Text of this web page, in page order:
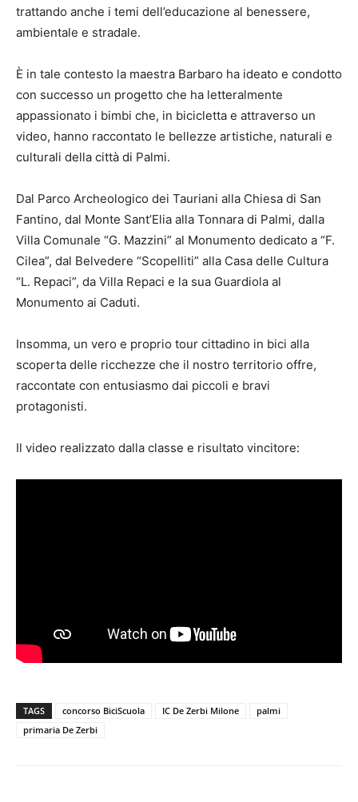
trattando anche i temi dell’educazione al benessere,
ambientale e stradale.
È in tale contesto la maestra Barbaro ha ideato e condotto
con successo un progetto che ha letteralmente
appassionato i bimbi che, in bicicletta e attraverso un
video, hanno raccontato le bellezze artistiche, naturali e
culturali della città di Palmi.
Dal Parco Archeologico dei Tauriani alla Chiesa di San
Fantino, dal Monte Sant’Elia alla Tonnara di Palmi, dalla
Villa Comunale “G. Mazzini” al Monumento dedicato a “F.
Cilea”, dal Belvedere “Scopelliti” alla Casa delle Cultura
“L. Repaci”, da Villa Repaci e la sua Guardiola al
Monumento ai Caduti.
Insomma, un vero e proprio tour cittadino in bici alla
scoperta delle ricchezze che il nostro territorio offre,
raccontate con entusiasmo dai piccoli e bravi
protagonisti.
Il video realizzato dalla classe e risultato vincitore:
TAGS concorso BiciScuola IC De Zerbi Milone
palmi
primaria De Zerbi